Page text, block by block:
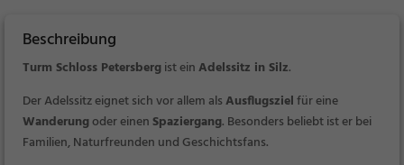
Beschreibung
Turm Schloss Petersbergist einAdelssitz in Silz.
Der Adelssitz eignet sich vor allem alsAusflugszielfür eine
Wanderungoder einenSpaziergang. Besonders beliebt ist er bei
Familien, Naturfreunden und Geschichtsfans.